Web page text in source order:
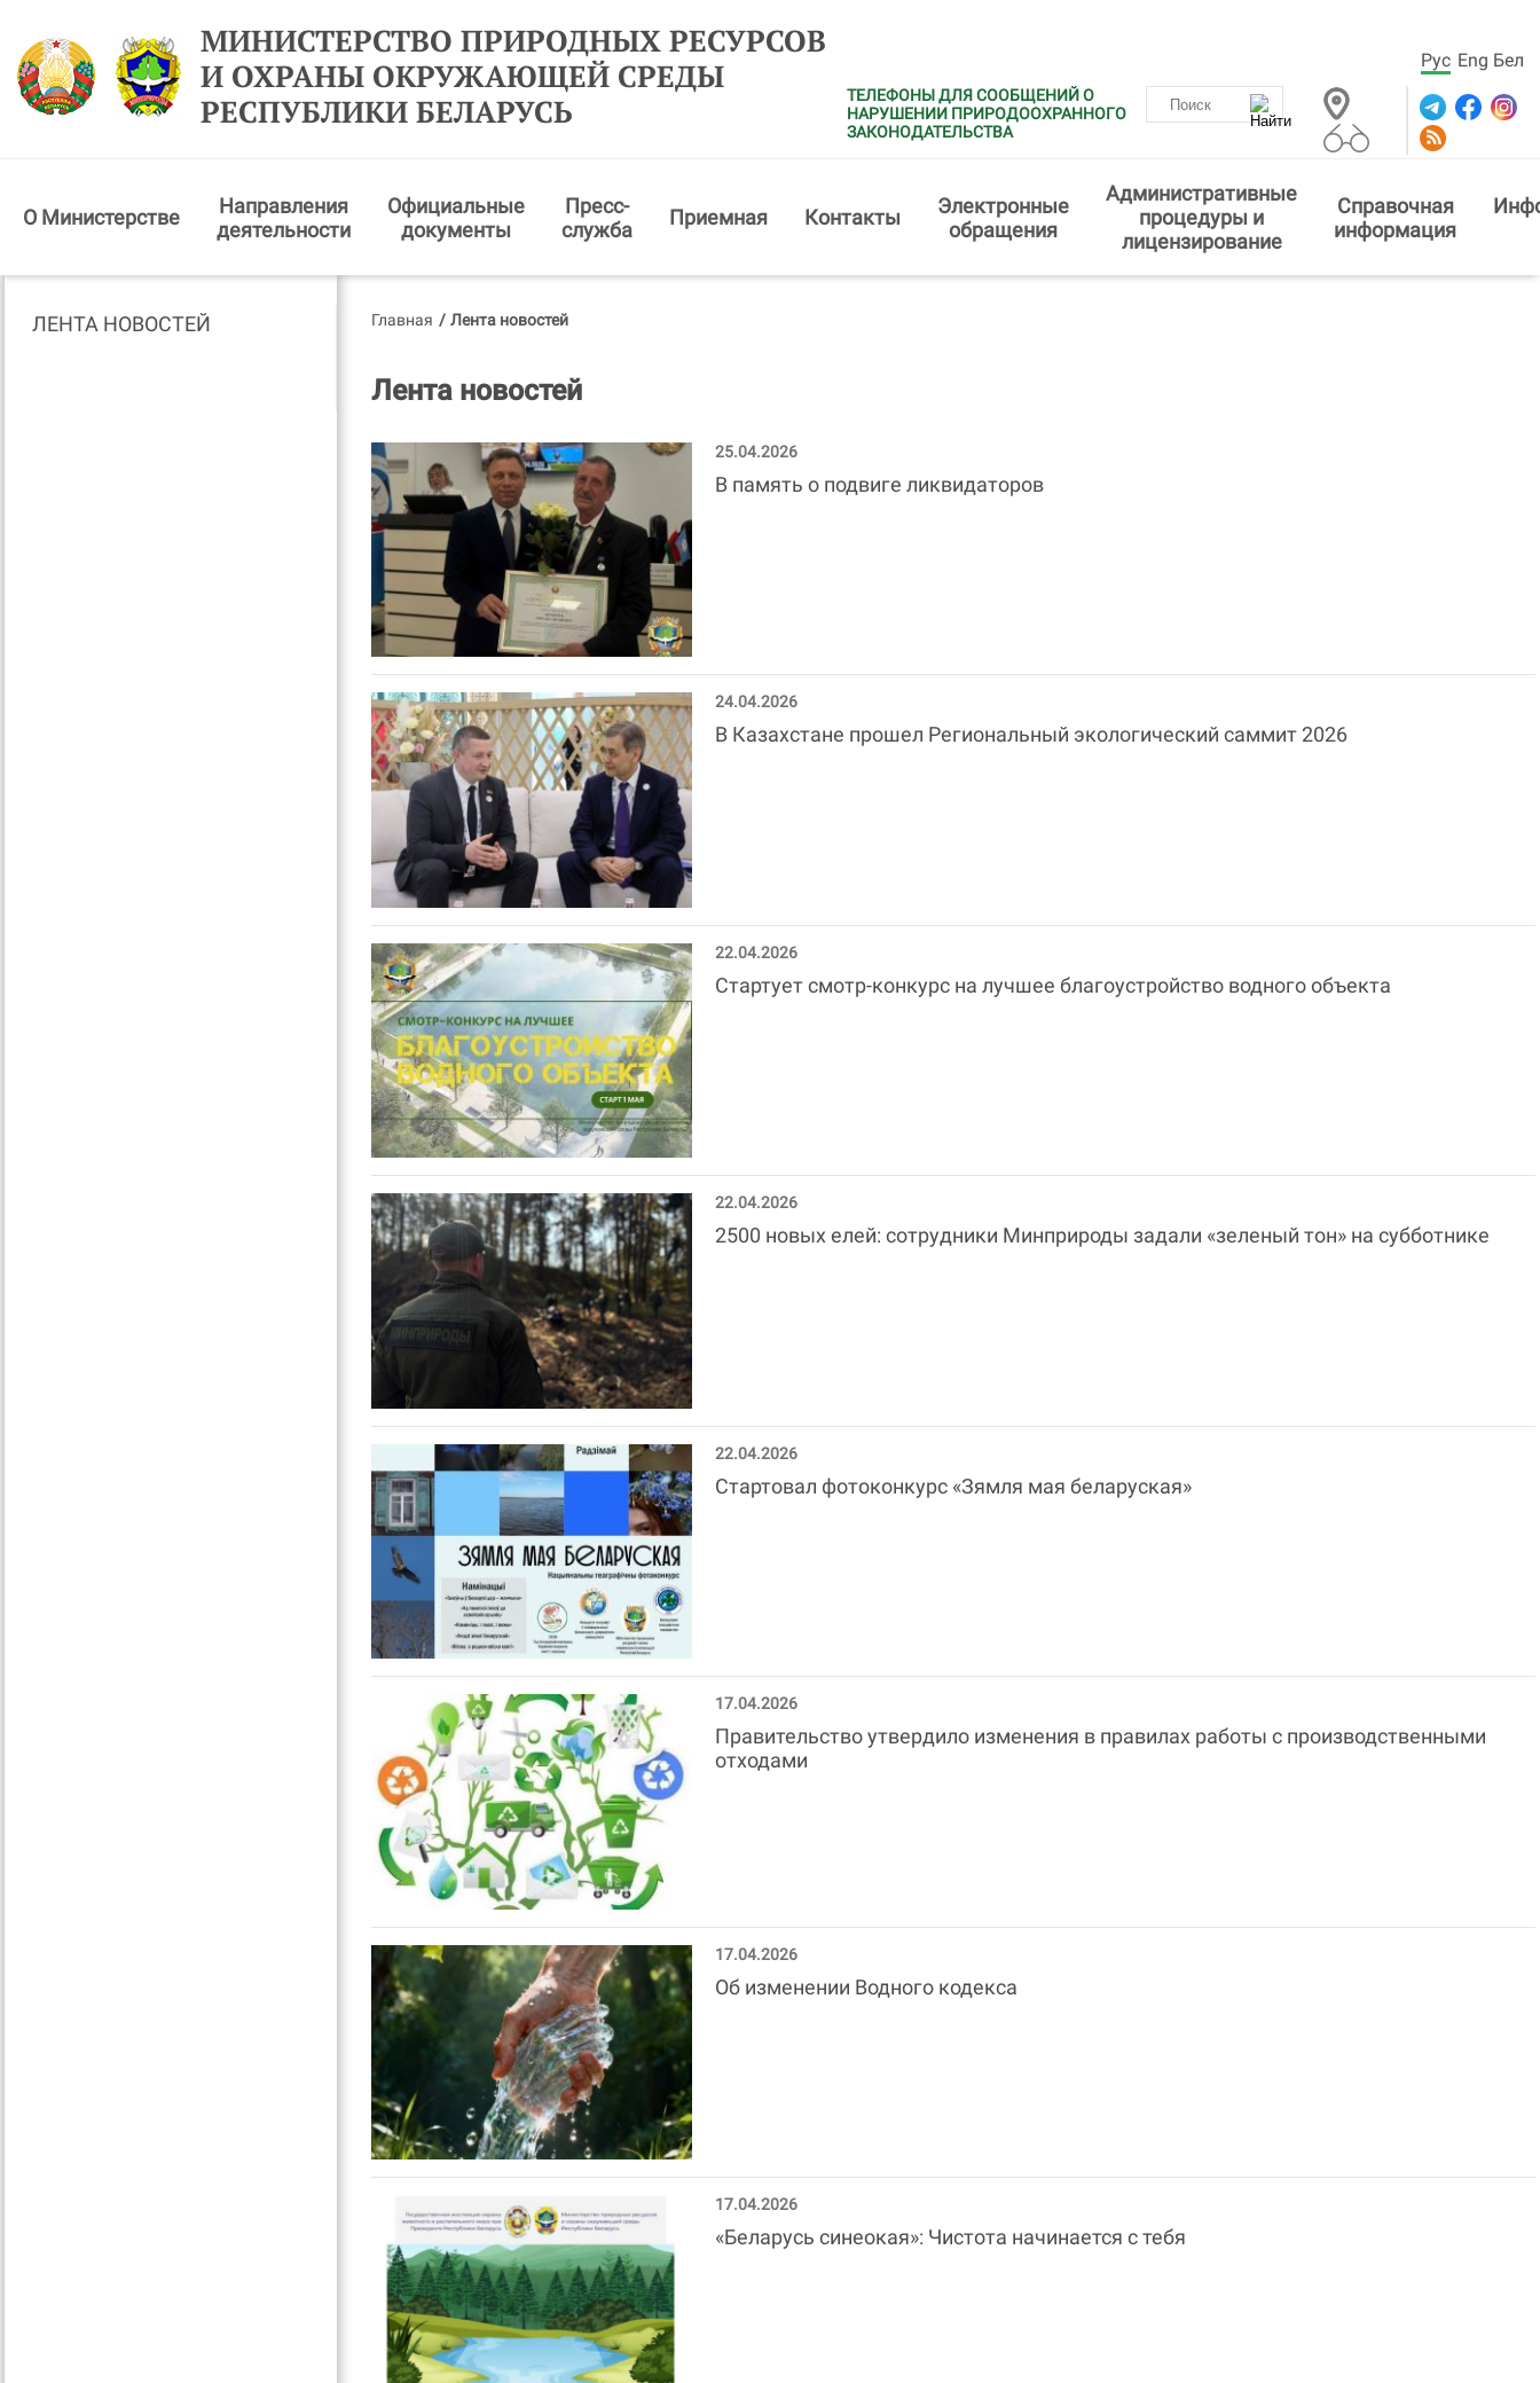
МИНИСТЕРСТВО ПРИРОДНЫХ РЕСУРСОВ
И ОХРАНЫ ОКРУЖАЮЩЕЙ СРЕДЫ
РЕСПУБЛИКИ БЕЛАРУСЬ
Рус Eng Бел
ТЕЛЕФОНЫ ДЛЯ СООБЩЕНИЙ О
НАРУШЕНИИ ПРИРОДООХРАННОГО
ЗАКОНОДАТЕЛЬСТВА
О Министерстве
Направления
деятельности
Официальные
документы
Пресс-
служба
Приемная Контакты
Электронные
обращения
Административные
процедуры и
лицензирование
Справочная
информация
ЛЕНТА НОВОСТЕЙ Главная / Лента новостей
Лента новостей
25.04.2026
В память о подвиге ликвидаторов
24.04.2026
В Казахстане прошел Региональный экологический саммит 2026
22.04.2026
Стартует смотр-конкурс на лучшее благоустройство водного объекта
22.04.2026
2500 новых елей: сотрудники Минприроды задали «зеленый тон» на субботнике
22.04.2026
Стартовал фотоконкурс «Зямля мая беларуская»
17.04.2026
Правительство утвердило изменения в правилах работы с производственными
отходами
17.04.2026
Об изменении Водного кодекса
17.04.2026
«Беларусь синеокая»: Чистота начинается с тебя